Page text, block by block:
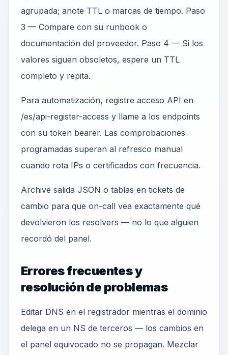
agrupada; anote TTL o marcas de tiempo. Paso
3 — Compare con su runbook o
documentación del proveedor. Paso 4 — Si los
valores siguen obsoletos, espere un TTL
completo y repita.
Para automatización, registre acceso API en
/es/api-register-access y llame a los endpoints
con su token bearer. Las comprobaciones
programadas superan al refresco manual
cuando rota IPs o certificados con frecuencia.
Archive salida JSON o tablas en tickets de
cambio para que on-call vea exactamente qué
devolvieron los resolvers — no lo que alguien
recordó del panel.
Errores frecuentes y
resolución de problemas
Editar DNS en el registrador mientras el dominio
delega en un NS de terceros — los cambios en
el panel equivocado no se propagan. Mezclar